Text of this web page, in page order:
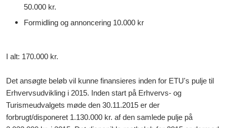
50.000 kr.
Formidling og annoncering 10.000 kr
I alt: 170.000 kr.
Det ansøgte beløb vil kunne finansieres inden for ETU's pulje til
Erhvervsudvikling i 2015. Inden start på Erhvervs- og
Turismeudvalgets møde den 30.11.2015 er der
forbrugt/disponeret 1.130.000 kr. af den samlede pulje på